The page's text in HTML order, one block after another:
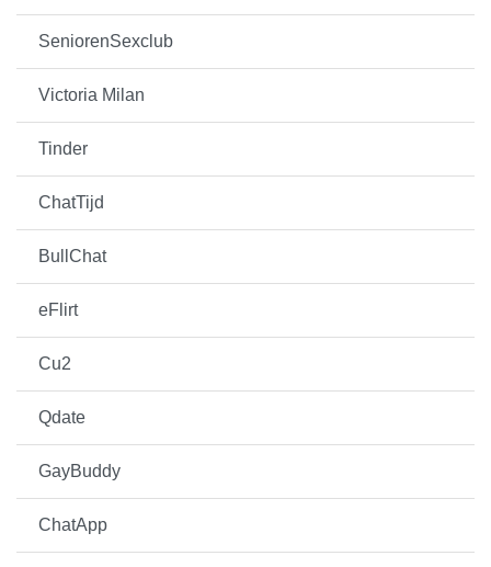
SeniorenSexclub
Victoria Milan
Tinder
ChatTijd
BullChat
eFlirt
Cu2
Qdate
GayBuddy
ChatApp